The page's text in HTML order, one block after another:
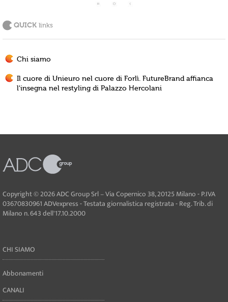
QUICK links
Chi siamo
Il cuore di Unieuro nel cuore di Forlì. FutureBrand affianca
l'insegna nel restyling di Palazzo Hercolani
Copyright © 2026 ADC Group Srl – Via Copernico 38, 20125 Milano - P.IVA
03670830961 ADVexpress - Testata giornalistica registrata - Reg. Trib. di
Milano n. 643 dell'17.10.2000
CHI SIAMO
Abbonamenti
CANALI